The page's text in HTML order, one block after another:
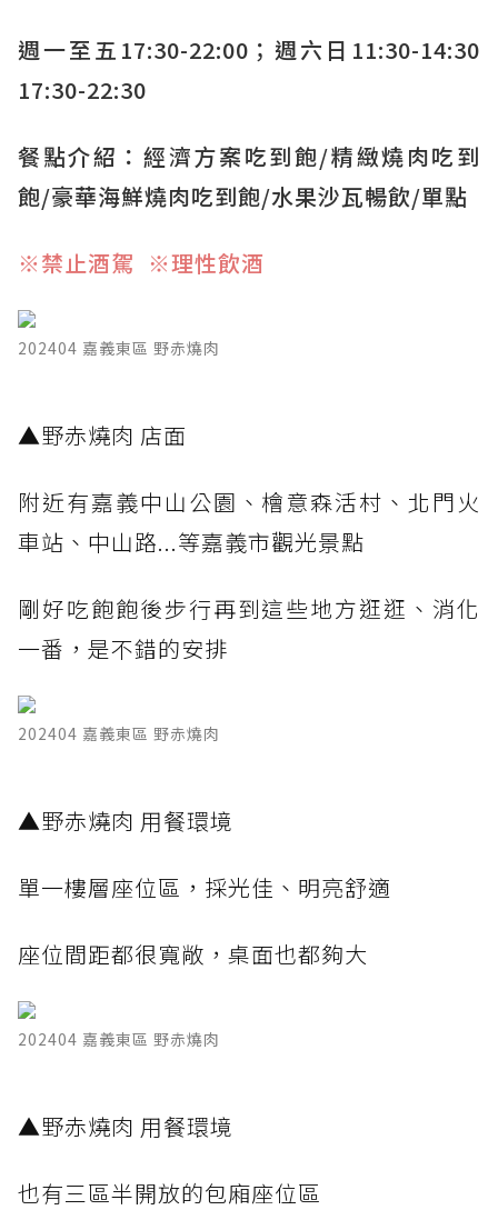
週一至五17:30-22:00；週六日11:30-14:30
17:30-22:30
餐點介紹：經濟方案吃到飽/精緻燒肉吃到
飽/豪華海鮮燒肉吃到飽/水果沙瓦暢飲/單點
※禁止酒駕 ※理性飲酒
202404 嘉義東區 野赤燒肉
​▲野赤燒肉 店面
附近有嘉義中山公園、檜意森活村、北門火
車站、中山路...等嘉義市觀光景點
剛好吃飽飽後步行再到這些地方逛逛、消化
一番，是不錯的安排
202404 嘉義東區 野赤燒肉
​▲野赤燒肉 用餐環境
單一樓層座位區，採光佳、明亮舒適
座位間距都很寬敞，桌面也都夠大
202404 嘉義東區 野赤燒肉
​▲野赤燒肉 用餐環境
也有三區半開放的包廂座位區